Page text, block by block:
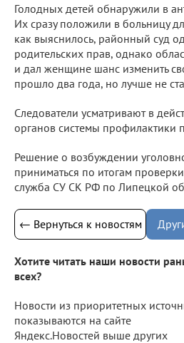
Голодных детей обнаружили в
Их сразу положили в больницу
как выяснилось, районный суд
родительских прав, однако
и дал женщине шанс изменить
прошло два года, но лучше не
Следователи усматривают в
органов системы профилактики
Решение о возбуждении
приниматься по итогам
служба СУ СК РФ по Липецкой
← Вернуться к новостям
Хотите читать наши новости
всех?
Новости из приоритетных
показываются на сайте
Яндекс.Новостей выше других